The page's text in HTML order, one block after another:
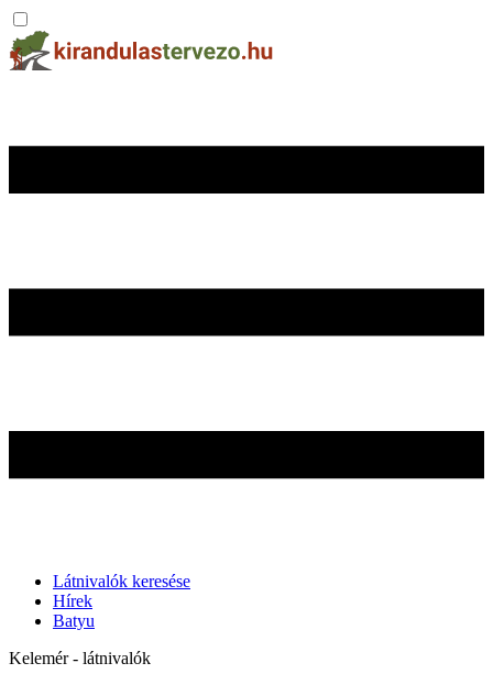
Látnivalók keresése
Hírek
Batyu
Kelemér - látnivalók